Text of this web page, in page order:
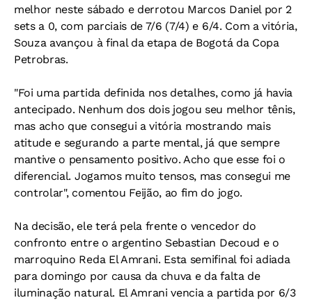
melhor neste sábado e derrotou Marcos Daniel por 2
sets a 0, com parciais de 7/6 (7/4) e 6/4. Com a vitória,
Souza avançou à final da etapa de Bogotá da Copa
Petrobras.
"Foi uma partida definida nos detalhes, como já havia
antecipado. Nenhum dos dois jogou seu melhor tênis,
mas acho que consegui a vitória mostrando mais
atitude e segurando a parte mental, já que sempre
mantive o pensamento positivo. Acho que esse foi o
diferencial. Jogamos muito tensos, mas consegui me
controlar", comentou Feijão, ao fim do jogo.
Na decisão, ele terá pela frente o vencedor do
confronto entre o argentino Sebastian Decoud e o
marroquino Reda El Amrani. Esta semifinal foi adiada
para domingo por causa da chuva e da falta de
iluminação natural. El Amrani vencia a partida por 6/3